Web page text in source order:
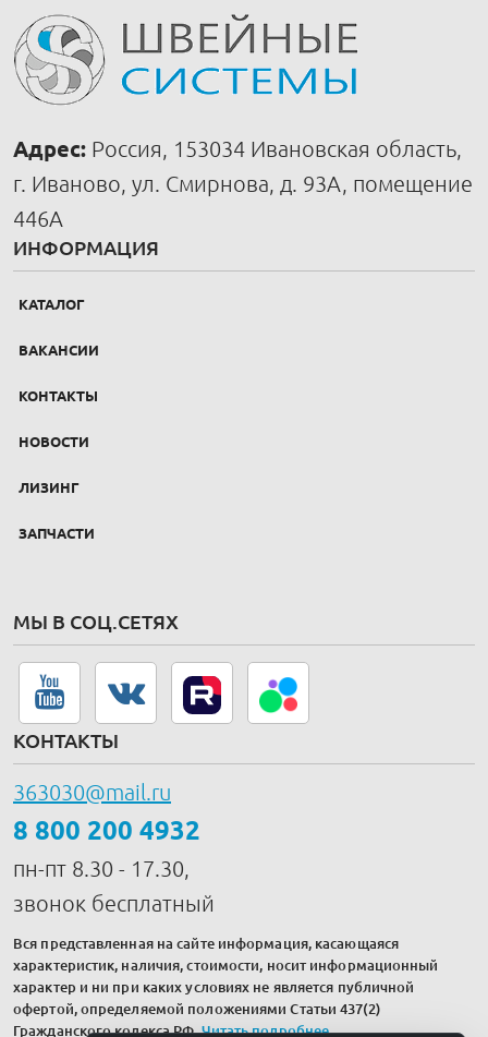
Адрес: Россия, 153034 Ивановская область,
г. Иваново, ул. Смирнова, д. 93А, помещение
446А
ИНФОРМАЦИЯ
КАТАЛОГ
ВАКАНСИИ
КОНТАКТЫ
НОВОСТИ
ЛИЗИНГ
ЗАПЧАСТИ
МЫ В СОЦ.СЕТЯХ
КОНТАКТЫ
363030@mail.ru
8 800 200 4932
пн-пт 8.30 - 17.30,
звонок бесплатный
Вся представленная на сайте информация, касающаяся
характеристик, наличия, стоимости, носит информационный
характер и ни при каких условиях не является публичной
офертой, определяемой положениями Статьи 437(2)
Гражданского кодекса РФ.Читать подробнее.